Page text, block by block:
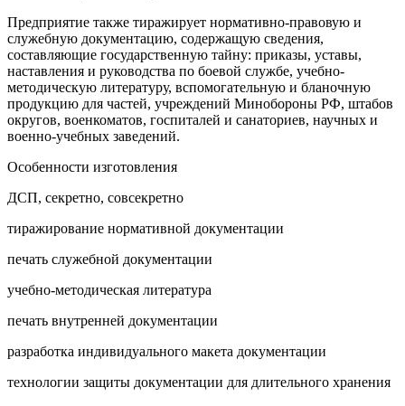
Предприятие также тиражирует нормативно-правовую и
служебную документацию, содержащую сведения,
составляющие государственную тайну: приказы, уставы,
наставления и руководства по боевой службе, учебно-
методическую литературу, вспомогательную и бланочную
продукцию для частей, учреждений Минобороны РФ, штабов
округов, военкоматов, госпиталей и санаториев, научных и
военно-учебных заведений.
Особенности изготовления
ДСП, секретно, совсекретно
тиражирование нормативной документации
печать служебной документации
учебно-методическая литература
печать внутренней документации
разработка индивидуального макета документации
технологии защиты документации для длительного хранения